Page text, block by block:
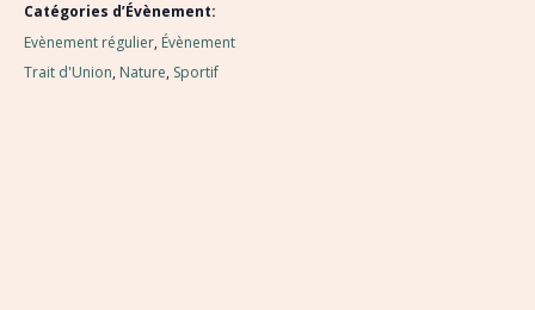
Catégories d’Évènement:
Evènement régulier, Évènement
Trait d'Union, Nature, Sportif